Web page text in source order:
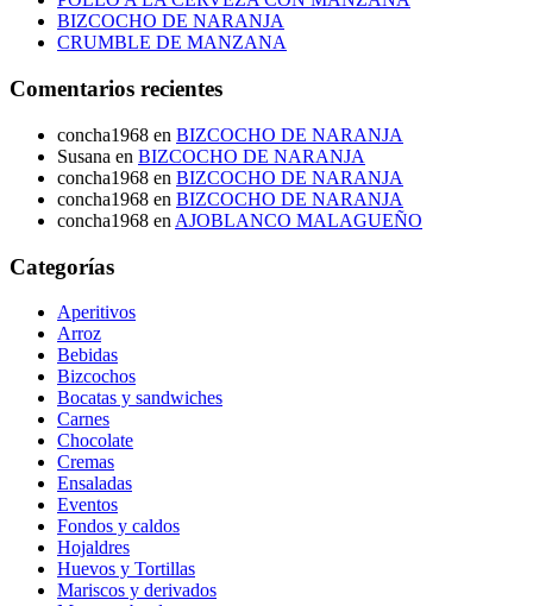
BIZCOCHO DE NARANJA
CRUMBLE DE MANZANA
Comentarios recientes
concha1968 en BIZCOCHO DE NARANJA
Susana en BIZCOCHO DE NARANJA
concha1968 en BIZCOCHO DE NARANJA
concha1968 en BIZCOCHO DE NARANJA
concha1968 en AJOBLANCO MALAGUEÑO
Categorías
Aperitivos
Arroz
Bebidas
Bizcochos
Bocatas y sandwiches
Carnes
Chocolate
Cremas
Ensaladas
Eventos
Fondos y caldos
Hojaldres
Huevos y Tortillas
Mariscos y derivados